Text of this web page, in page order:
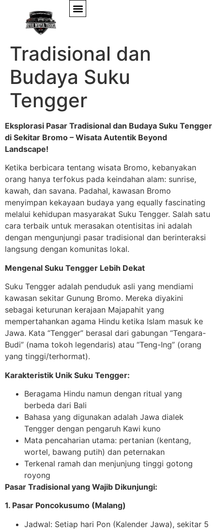
Eksplorasi Pasar
Tradisional dan
Budaya Suku
Tengger
Eksplorasi Pasar Tradisional dan Budaya Suku Tengger
di Sekitar Bromo – Wisata Autentik Beyond
Landscape!
Ketika berbicara tentang wisata Bromo, kebanyakan
orang hanya terfokus pada keindahan alam: sunrise,
kawah, dan savana. Padahal, kawasan Bromo
menyimpan kekayaan budaya yang equally fascinating
melalui kehidupan masyarakat Suku Tengger. Salah satu
cara terbaik untuk merasakan otentisitas ini adalah
dengan mengunjungi pasar tradisional dan berinteraksi
langsung dengan komunitas lokal.
Mengenal Suku Tengger Lebih Dekat
Suku Tengger adalah penduduk asli yang mendiami
kawasan sekitar Gunung Bromo. Mereka diyakini
sebagai keturunan kerajaan Majapahit yang
mempertahankan agama Hindu ketika Islam masuk ke
Jawa. Kata “Tengger” berasal dari gabungan “Tengara-
Budi” (nama tokoh legendaris) atau “Teng-Ing” (orang
yang tinggi/terhormat).
Karakteristik Unik Suku Tengger:
Beragama Hindu namun dengan ritual yang
berbeda dari Bali
Bahasa yang digunakan adalah Jawa dialek
Tengger dengan pengaruh Kawi kuno
Mata pencaharian utama: pertanian (kentang,
wortel, bawang putih) dan peternakan
Terkenal ramah dan menjunjung tinggi gotong
royong
Pasar Tradisional yang Wajib Dikunjungi:
1. Pasar Poncokusumo (Malang)
Jadwal: Setiap hari Pon (Kalender Jawa), sekitar 5